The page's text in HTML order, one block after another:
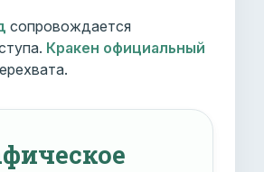
сопровождается
Кракен официальный